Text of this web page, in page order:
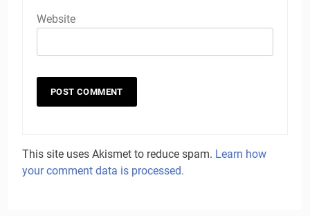
Website
This site uses Akismet to reduce spam. Learn how
your comment data is processed.